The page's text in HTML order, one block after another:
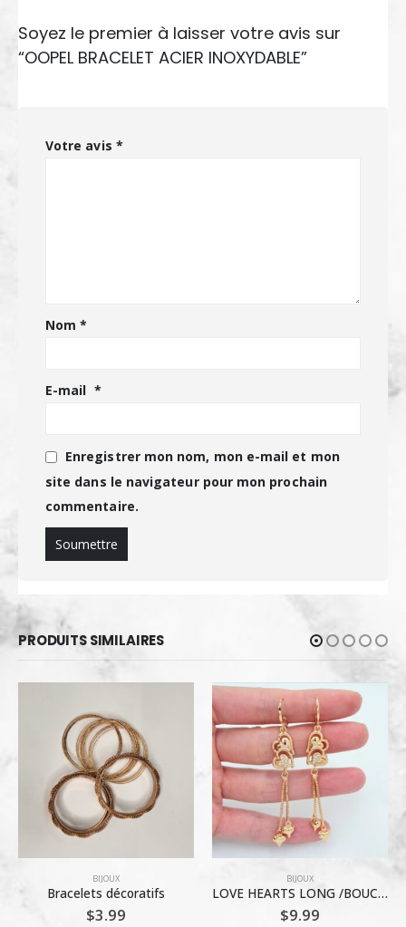
Soyez le premier à laisser votre avis sur
“OOPEL BRACELET ACIER INOXYDABLE”
Votre avis *
Nom*
E-mail *
Enregistrer mon nom, mon e-mail et mon
site dans le navigateur pour mon prochain
commentaire.
PRODUITS SIMILAIRES
BIJOUX
Bracelets décoratifs
$3.99
BIJOUX
LOVE HEARTS LONG /BOUCLES D’OREILLES
$9.99